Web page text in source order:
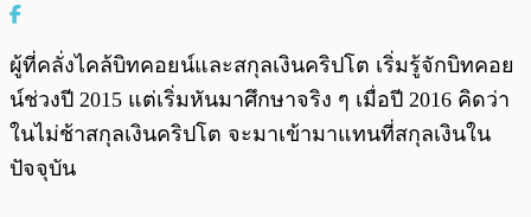
ผู้ที่คลั่งไคล้บิทคอยน์และสกุลเงินคริปโต เริ่มรู้จักบิทคอย
น์ช่วงปี 2015 แต่เริ่มหันมาศึกษาจริง ๆ เมื่อปี 2016 คิดว่า
ในไม่ช้าสกุลเงินคริปโต จะมาเข้ามาแทนที่สกุลเงินใน
ปัจจุบัน